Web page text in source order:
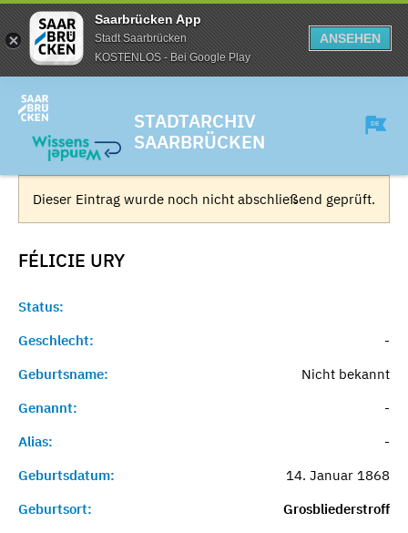
Saarbrücken App
Stadt Saarbrücken
KOSTENLOS - Bei Google Play
ANSEHEN
STADTARCHIV
SAARBRÜCKEN
Dieser Eintrag wurde noch nicht abschließend geprüft.
FÉLICIE URY
Status:
Geschlecht:
-
Geburtsname:
Nicht bekannt
Genannt:
-
Alias:
-
Geburtsdatum:
14. Januar 1868
Geburtsort:
Grosbliederstroff